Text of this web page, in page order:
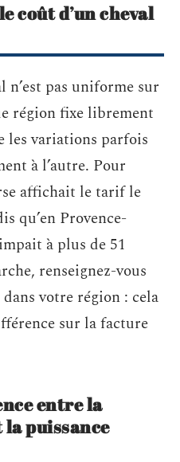
coût d’un cheval
n’est pas uniforme sur
région fixe librement
les variations parfois
à l’autre. Pour
affichait le tarif le
qu’en Provence-
à plus de 51
renseignez-vous
votre région : cela
sur la facture
entre la
puissance